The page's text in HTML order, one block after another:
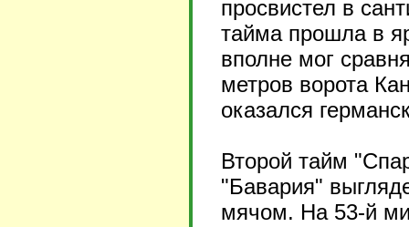
просвистел в
тайма прошла в
вполне мог
метров ворота
оказался
Второй тайм
"Бавария"
мячом. На 53-й